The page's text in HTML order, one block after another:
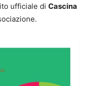
ufficiale di Cascina